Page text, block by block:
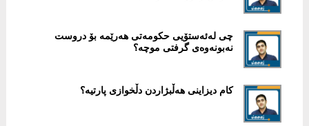
چی لەئەستۆیی حكومەتی هەرێمە بۆ دروست
نەبونەوەی گرفتی موچە؟
کام دیزاینی هەڵبژاردن دڵخوازی پارتیە؟